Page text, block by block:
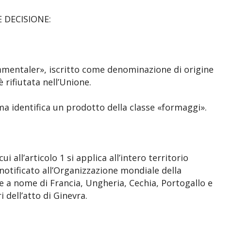
iscritto come denominazione di origine
rifiutata nell’Unione.
identifica un prodotto della classe «formaggi».
all’articolo 1 si applica all’intero territorio
all’Organizzazione mondiale della
nome di Francia, Ungheria, Cechia, Portogallo e
dell’atto di Ginevra.